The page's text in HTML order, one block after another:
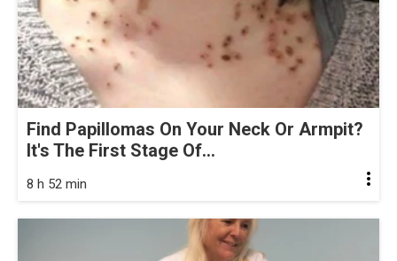
Find Papillomas On Your Neck Or Armpit?
It's The First Stage Of...
8 h 52 min